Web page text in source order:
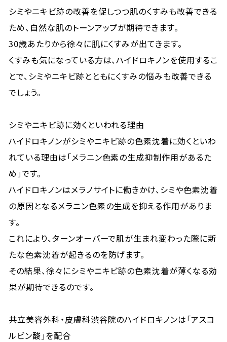
シミやニキビ跡の改善を促しつつ肌のくすみも改善できる
ため、自然な肌のトーンアップが期待できます。
30歳あたりから徐々に肌にくすみが出てきます。
くすみも気になっている方は、ハイドロキノンを使用するこ
とで、シミやニキビ跡とともにくすみの悩みも改善できる
でしょう。
シミやニキビ跡に効くといわれる理由
ハイドロキノンがシミやニキビ跡の色素沈着に効くといわ
れている理由は「メラニン色素の生成抑制作用があるた
め」です。
ハイドロキノンはメラノサイトに働きかけ、シミや色素沈着
の原因となるメラニン色素の生成を抑える作用がありま
す。
これにより、ターンオーバーで肌が生まれ変わった際に新
たな色素沈着が起きるのを防げます。
その結果、徐々にシミやニキビ跡の色素沈着が薄くなる効
果が期待できるのです。
共立美容外科・皮膚科渋谷院のハイドロキノンは「アスコ
ルビン酸」を配合